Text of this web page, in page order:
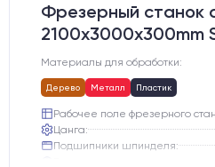
Фрезерный станок
2100x3000x300mm
Материалы для обработки:
Дерево Металл Пластик
Рабочее поле фрезерного
Цанга:
Подшипники шпинделя: